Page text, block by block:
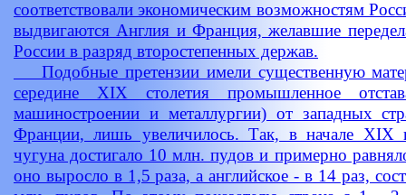
соответствовали экономическим возможностям
выдвигаются Англия и Франция, желавшие
России в разряд второстепенных держав.
Подобные претензии имели существенную
середине XIX столетия промышленное
машиностроении и металлургии) от западных
Франции, лишь увеличилось. Так, в начале XIX
чугуна достигало 10 млн. пудов и примерно
оно выросло в 1,5 раза, а английское - в 14 раз,